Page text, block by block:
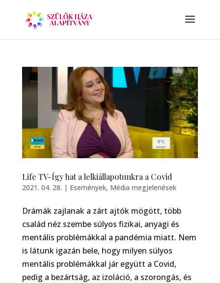
Life TV-Így hat a lelkiállapotunkra a Covid
2021. 04. 28. | Események, Média megjelenések
Drámák zajlanak a zárt ajtók mögött, több
család néz szembe súlyos fizikai, anyagi és
mentális problémákkal a pandémia miatt. Nem
is látunk igazán bele, hogy milyen súlyos
mentális problémákkal jár együtt a Covid,
pedig a bezártság, az izoláció, a szorongás, és